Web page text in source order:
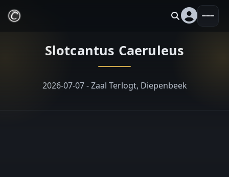
Slotcantus Caeruleus
2026-07-07 - Zaal Terlogt, Diepenbeek